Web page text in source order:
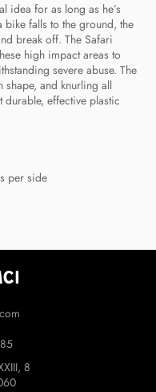
idea for as long as he’s
bike falls to the ground, the
break off. The Safari
high impact areas to
severe abuse. The
and knurling all
effective plastic
per side
8